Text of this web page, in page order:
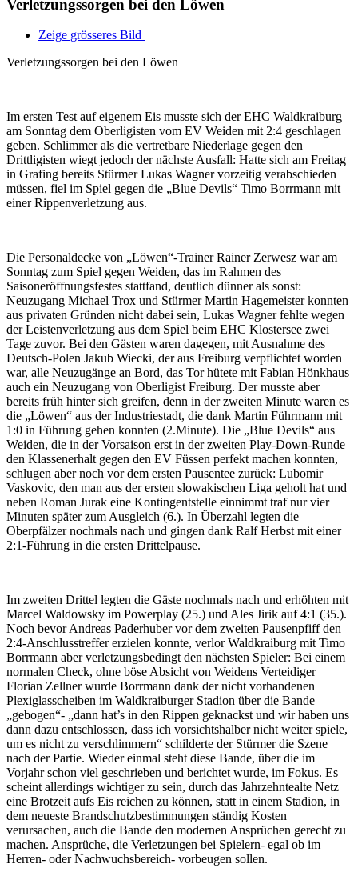
Verletzungssorgen bei den Löwen
Zeige grösseres Bild
Verletzungssorgen bei den Löwen
Im ersten Test auf eigenem Eis musste sich der EHC Waldkraiburg
am Sonntag dem Oberligisten vom EV Weiden mit 2:4 geschlagen
geben. Schlimmer als die vertretbare Niederlage gegen den
Drittligisten wiegt jedoch der nächste Ausfall: Hatte sich am Freitag
in Grafing bereits Stürmer Lukas Wagner vorzeitig verabschieden
müssen, fiel im Spiel gegen die „Blue Devils“ Timo Borrmann mit
einer Rippenverletzung aus.
Die Personaldecke von „Löwen“-Trainer Rainer Zerwesz war am
Sonntag zum Spiel gegen Weiden, das im Rahmen des
Saisoneröffnungsfestes stattfand, deutlich dünner als sonst:
Neuzugang Michael Trox und Stürmer Martin Hagemeister konnten
aus privaten Gründen nicht dabei sein, Lukas Wagner fehlte wegen
der Leistenverletzung aus dem Spiel beim EHC Klostersee zwei
Tage zuvor. Bei den Gästen waren dagegen, mit Ausnahme des
Deutsch-Polen Jakub Wiecki, der aus Freiburg verpflichtet worden
war, alle Neuzugänge an Bord, das Tor hütete mit Fabian Hönkhaus
auch ein Neuzugang von Oberligist Freiburg. Der musste aber
bereits früh hinter sich greifen, denn in der zweiten Minute waren es
die „Löwen“ aus der Industriestadt, die dank Martin Führmann mit
1:0 in Führung gehen konnten (2.Minute). Die „Blue Devils“ aus
Weiden, die in der Vorsaison erst in der zweiten Play-Down-Runde
den Klassenerhalt gegen den EV Füssen perfekt machen konnten,
schlugen aber noch vor dem ersten Pausentee zurück: Lubomir
Vaskovic, den man aus der ersten slowakischen Liga geholt hat und
neben Roman Jurak eine Kontingentstelle einnimmt traf nur vier
Minuten später zum Ausgleich (6.). In Überzahl legten die
Oberpfälzer nochmals nach und gingen dank Ralf Herbst mit einer
2:1-Führung in die ersten Drittelpause.
Im zweiten Drittel legten die Gäste nochmals nach und erhöhten mit
Marcel Waldowsky im Powerplay (25.) und Ales Jirik auf 4:1 (35.).
Noch bevor Andreas Paderhuber vor dem zweiten Pausenpfiff den
2:4-Anschlusstreffer erzielen konnte, verlor Waldkraiburg mit Timo
Borrmann aber verletzungsbedingt den nächsten Spieler: Bei einem
normalen Check, ohne böse Absicht von Weidens Verteidiger
Florian Zellner wurde Borrmann dank der nicht vorhandenen
Plexiglasscheiben im Waldkraiburger Stadion über die Bande
„gebogen“- „dann hat’s in den Rippen geknackst und wir haben uns
dann dazu entschlossen, dass ich vorsichtshalber nicht weiter spiele,
um es nicht zu verschlimmern“ schilderte der Stürmer die Szene
nach der Partie. Wieder einmal steht diese Bande, über die im
Vorjahr schon viel geschrieben und berichtet wurde, im Fokus. Es
scheint allerdings wichtiger zu sein, durch das Jahrzehntealte Netz
eine Brotzeit aufs Eis reichen zu können, statt in einem Stadion, in
dem neueste Brandschutzbestimmungen ständig Kosten
verursachen, auch die Bande den modernen Ansprüchen gerecht zu
machen. Ansprüche, die Verletzungen bei Spielern- egal ob im
Herren- oder Nachwuchsbereich- vorbeugen sollen.